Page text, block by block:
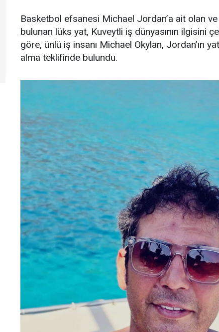
Basketbol efsanesi Michael Jordan’a ait olan
bulunan lüks yat, Kuveytli iş dünyasının ilgisini
göre, ünlü iş insanı Michael Okylan, Jordan’ın
alma teklifinde bulundu.